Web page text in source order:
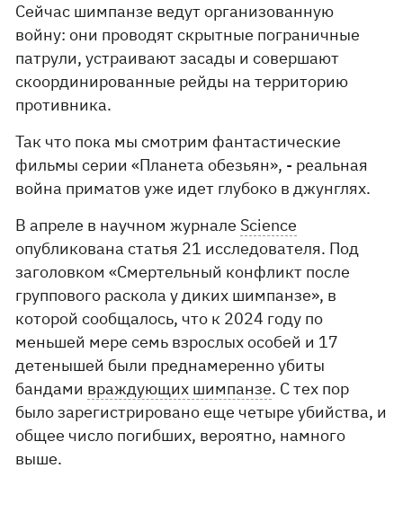
Сейчас шимпанзе ведут организованную
войну: они проводят скрытные пограничные
патрули, устраивают засады и совершают
скоординированные рейды на территорию
противника.
Так что пока мы смотрим фантастические
фильмы серии «Планета обезьян», - реальная
война приматов уже идет глубоко в джунглях.
В апреле в научном журнале Science
опубликована статья 21 исследователя. Под
заголовком «Смертельный конфликт после
группового раскола у диких шимпанзе», в
которой сообщалось, что к 2024 году по
меньшей мере семь взрослых особей и 17
детенышей были преднамеренно убиты
бандами враждующих шимпанзе. С тех пор
было зарегистрировано еще четыре убийства, и
общее число погибших, вероятно, намного
выше.